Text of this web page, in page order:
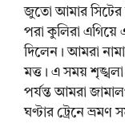
জুতো আমার সিটের
পরা কুলিরা এগিয়ে
দিলেন। আমরা
মত্ত। এ সময়
পর্যন্ত আমরা
ঘণ্টার ট্রেনে ভ্রমণ